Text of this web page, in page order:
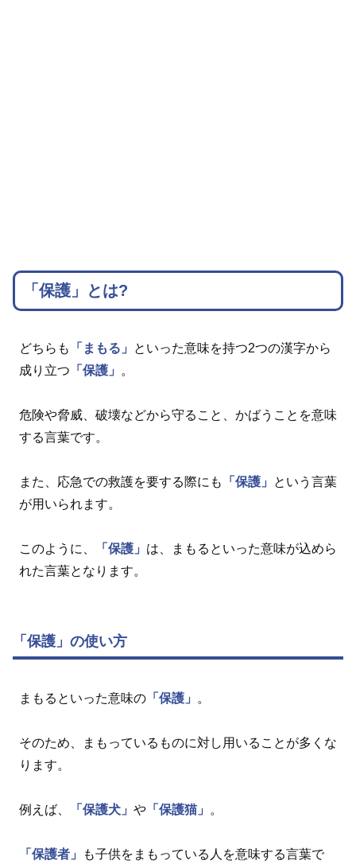
「保護」とは?
どちらも 「まもる」
といった意味を持つ2つの漢字から
成り立つ 「保護」 。
危険や脅威、破壊などから守ること、かばうことを意味
する言葉です。
また、応急での救護を要する際にも 「保護」
という言葉
が用いられます。
このように、 「保護」 は、まもるといった意味が込めら
れた言葉となります。
「保護」の使い方
まもるといった意味の 「保護」 。
そのため、まもっているものに対し用いることが多くな
ります。
例えば、 「保護犬」 や 「保護猫」 。
「保護者」
も子供をまもっている人を意味する言葉で